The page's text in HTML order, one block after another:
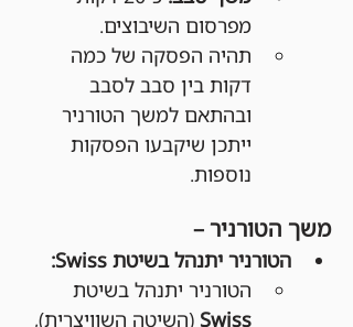
מפרסום השיבוצים.
תהיה הפסקה של כמה
דקות בין סבב לסבב
ובהתאם למשך הטורניר
ייתכן שיקבעו הפסקות
נוספות.
משך הטורניר –
הטורניר יתנהל בשיטת Swiss:
הטורניר יתנהל בשיטת
Swiss (השיטה השוויצרית),